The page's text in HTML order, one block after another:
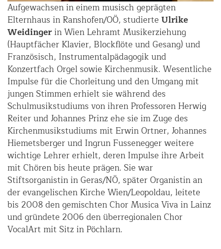
Aufgewachsen in einem musisch geprägten
Elternhaus in Ranshofen/OÖ, studierte Ulrike
Weidingerin Wien Lehramt Musikerziehung
(Hauptfächer Klavier, Blockflöte und Gesang) und
Französisch, Instrumentalpädagogik und
Konzertfach Orgel sowie Kirchenmusik. Wesentliche
Impulse für die Chorleitung und den Umgang mit
jungen Stimmen erhielt sie während des
Schulmusikstudiums von ihren Professoren Herwig
Reiter und Johannes Prinz ehe sie im Zuge des
Kirchenmusikstudiums mit Erwin Ortner, Johannes
Hiemetsberger und Ingrun Fussenegger weitere
wichtige Lehrer erhielt, deren Impulse ihre Arbeit
mit Chören bis heute prägen. Sie war
Stiftsorganistin in Geras/NÖ, später Organistin an
der evangelischen Kirche Wien/Leopoldau, leitete
bis 2008 den gemischten Chor Musica Viva in Lainz
und gründete 2006 den überregionalen Chor
VocalArt mit Sitz in Pöchlarn.